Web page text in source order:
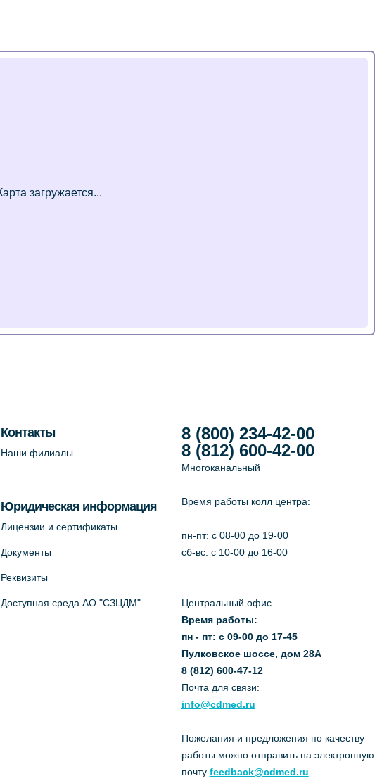
Контакты
Наши филиалы
Юридическая информация
Лицензии и сертификаты
Документы
Реквизиты
Доступная среда АО "СЗЦДМ"
8 (800) 234-42-00
8 (812) 600-42-00
Многоканальный
Время работы колл центра:
пн-пт: c 08-00 до 19-00
сб-вс: с 10-00 до 16-00
Центральный офис
Время работы:
пн - пт: с 09-00 до 17-45
Пулковское шоссе, дом 28А
8 (812) 600-47-12
Почта для связи:
info@cdmed.ru
Пожелания и предложения по качеству
работы можно отправить на электронную
почту feedback@cdmed.ru